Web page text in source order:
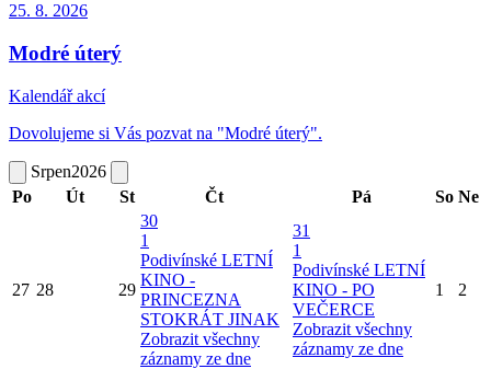
25. 8. 2026
Modré úterý
Kalendář akcí
Dovolujeme si Vás pozvat na "Modré úterý".
Srpen2026
Po
Út St Čt Pá So Ne
27 28 29
30
1
Podivínské LETNÍ
KINO -
PRINCEZNA
STOKRÁT JINAK
Zobrazit všechny
záznamy ze dne
31
1
Podivínské LETNÍ
KINO - PO
VEČERCE
Zobrazit všechny
záznamy ze dne
1 2